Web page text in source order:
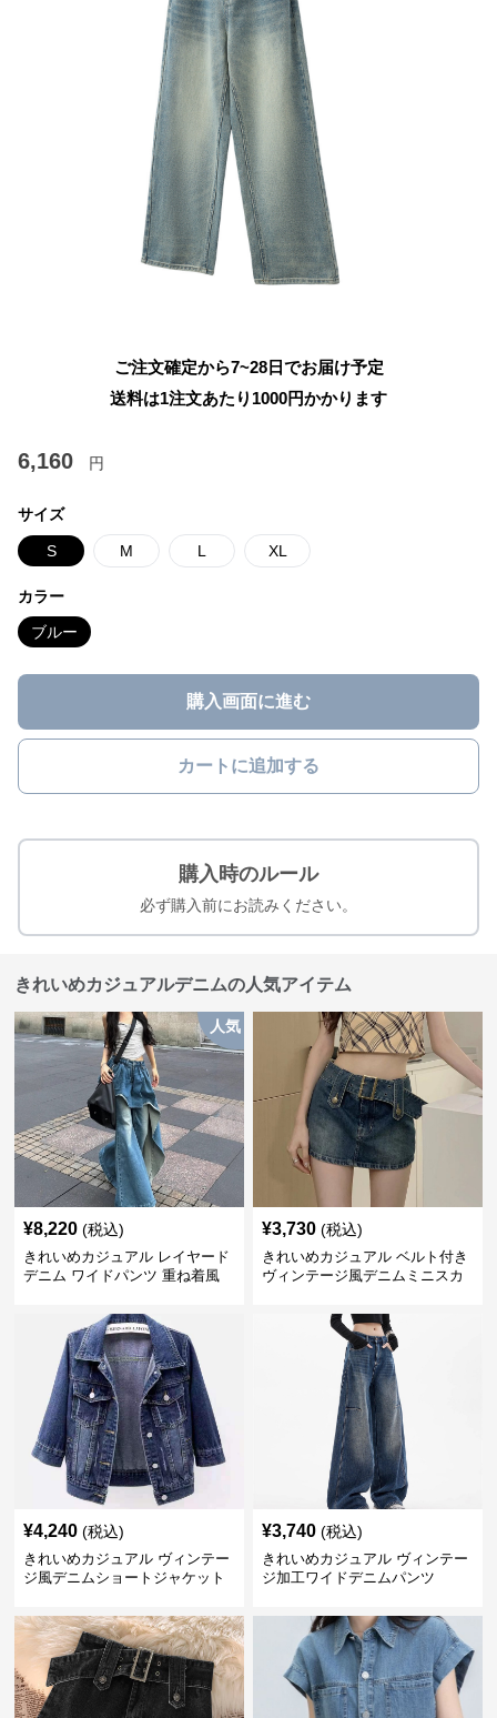
ご注文確定から7~28日でお届け予定
送料は1注文あたり 1000円かかります
6,160 円
サイズ
S M L XL
カラー
ブルー
購入画面に進む
カートに追加する
購入時のルール
必ず購入前にお読みください。
きれいめカジュアルデニムの人気アイテム
人気
¥8,220 (税込)
きれいめカジュアル レイヤード
デニム ワイドパンツ 重ね着風
¥3,730 (税込)
きれいめカジュアル ベルト付き
ヴィンテージ風デニムミニスカ
¥4,240 (税込)
きれいめカジュアル ヴィンテー
ジ風デニムショートジャケット
¥3,740 (税込)
きれいめカジュアル ヴィンテー
ジ加工ワイドデニムパンツ